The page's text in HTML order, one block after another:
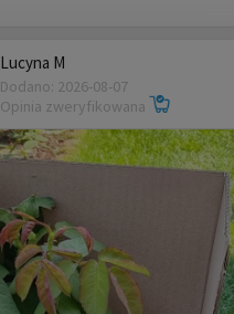
Lucyna M
Dodano: 2026-08-07
Opinia zweryfikowana